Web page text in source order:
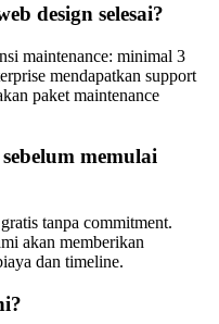
design selesai?
maintenance: minimal 3
mendapatkan support
paket maintenance
memulai
tanpa commitment.
akan memberikan
dan timeline.